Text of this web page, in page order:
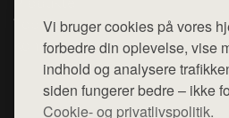
Vi bruger cookies på vores
forbedre din oplevelse, vise
indhold og analysere
siden fungerer bedre – ikke
Cookie- og privatlivspolitik.
Top Rabatter
Kontakt